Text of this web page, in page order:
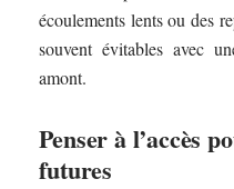
écoulements lents ou des
souvent évitables avec
amont.
Penser à l’accès
futures